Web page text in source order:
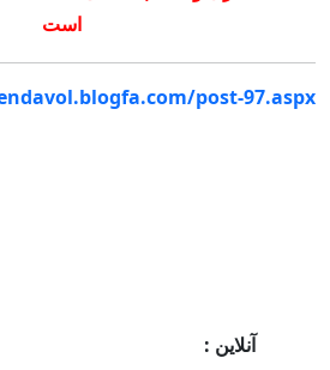
است
آنلاین :
post-97.aspx